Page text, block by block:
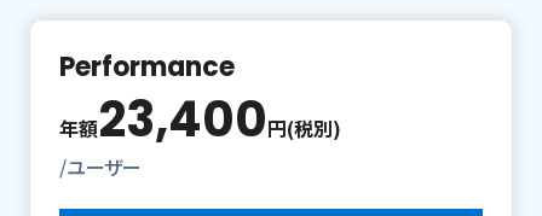
Performance
年額23,400円(税別)
/ユーザー